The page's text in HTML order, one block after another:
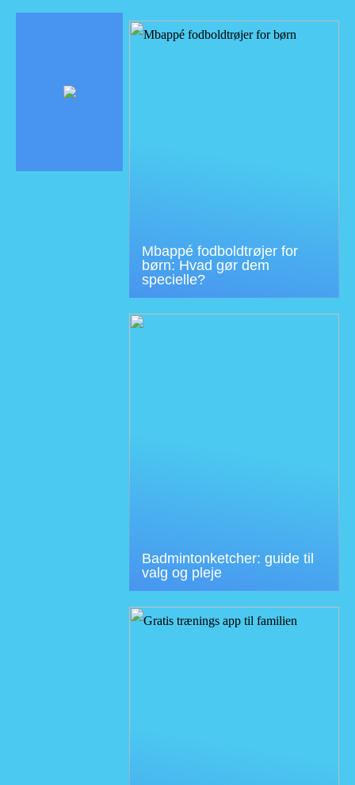
Mbappé fodboldtrøjer for
børn: Hvad gør dem
specielle?
Badmintonketcher: guide til
valg og pleje